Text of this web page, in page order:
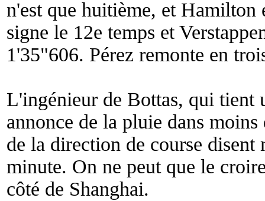
n'est que huitième, et Hamilton
signe le 12e temps et
1'35"606. Pérez remonte en
L'ingénieur de Bottas, qui tient
annonce de la pluie dans
de la direction de course disent
minute. On ne peut que le
côté de Shanghai.